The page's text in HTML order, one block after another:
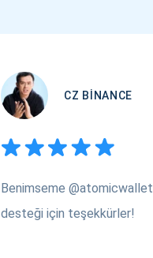
CZ BINANCE
Benimseme @atomicwallet
desteği için teşekkürler!